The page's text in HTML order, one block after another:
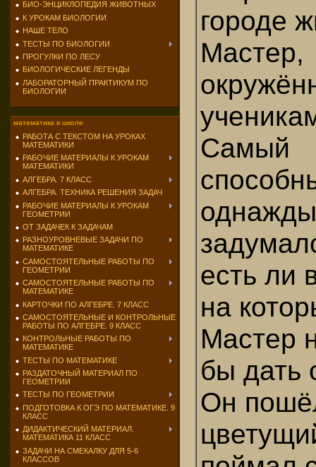
БИО-ЭНЦИКЛОПЕДИЯ ЖИВОТНЫХ
К УРОКАМ БИОЛОГИИ
НАШЕ ТЕЛО
ТЕСТЫ ПО БИОЛОГИИ
ПРОГУЛКИ ПО ЛЕСУ
БИОЛОГИЧЕСКИЕ ЛЕГЕНДЫ
ЛАБОРАТОРНЫЙ ПРАКТИКУМ ПО
БИОЛОГИИ
математика в школе
РАБОТА С ТЕКСТОМ НА УРОКАХ
МАТЕМАТИКИ
РАБОЧИЕ МАТЕРИАЛЫ К УРОКАМ
МАТЕМАТИКИ
АЛГЕБРА. 7 КЛАСС
АЛГЕБРА. ТЕХНИКА РЕШЕНИЯ ЗАДАЧ
РАБОЧИЕ МАТЕРИАЛЫ К УРОКАМ
ГЕОМЕТРИИ
ОТ ЗАДАЧЕК К ЗАДАЧАМ
РАЗНОУРОВНЕВЫЕ ЗАДАЧИ ПО
МАТЕМАТИКЕ
САМОСТОЯТЕЛЬНЫЕ РАБОТЫ ПО
ГЕОМЕТРИИ
САМОСТОЯТЕЛЬНЫЕ РАБОТЫ ПО
МАТЕМАТИКЕ
КАРТОЧКИ ПО АЛГЕБРЕ. 7 КЛАСС
САМОСТОЯТЕЛЬНЫЕ И КОНТРОЛЬНЫЕ
РАБОТЫ ПО АЛГЕБРЕ. 9 КЛАСС
КОНТРОЛЬНЫЕ РАБОТЫ ПО
МАТЕМАТИКЕ
ТЕСТЫ ПО МАТЕМАТИКЕ
РАЗДАТОЧНЫЙ МАТЕРИАЛ ПО
ГЕОМЕТРИИ
ТЕСТЫ ПО ГЕОМЕТРИИ
ПОДГОТОВКА К ОГЭ ПО МАТЕМАТИКЕ. 9
КЛАСС
ДИДАКТИЧЕСКИЙ МАТЕРИАЛ.
МАТЕМАТИКА 11 КЛАСС
ЗАДАЧИ НА СМЕКАЛКУ ДЛЯ 5-6
КЛАССОВ
городе
Мастер,
Самый
однажды
есть ли
на
Мастер
бы дать
Он